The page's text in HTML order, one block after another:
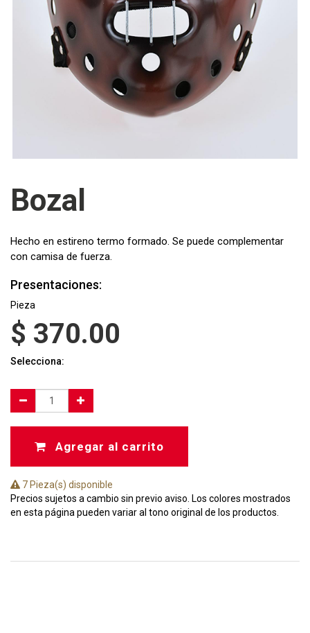
Bozal
Hecho en estireno termo formado. Se puede complementar
con camisa de fuerza.
Presentaciones:
Pieza
$ 370.00
Selecciona:
Agregar al carrito
7 Pieza(s) disponible
Precios sujetos a cambio sin previo aviso. Los colores mostrados
en esta página pueden variar al tono original de los productos.